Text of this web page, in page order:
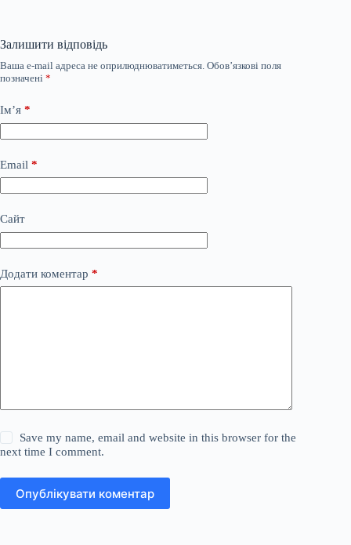
Залишити відповідь
Ваша e-mail адреса не оприлюднюватиметься. Обов’язкові поля
позначені *
Ім’я *
Email *
Сайт
Додати коментар *
Save my name, email and website in this browser for the
next time I comment.
Опублікувати коментар